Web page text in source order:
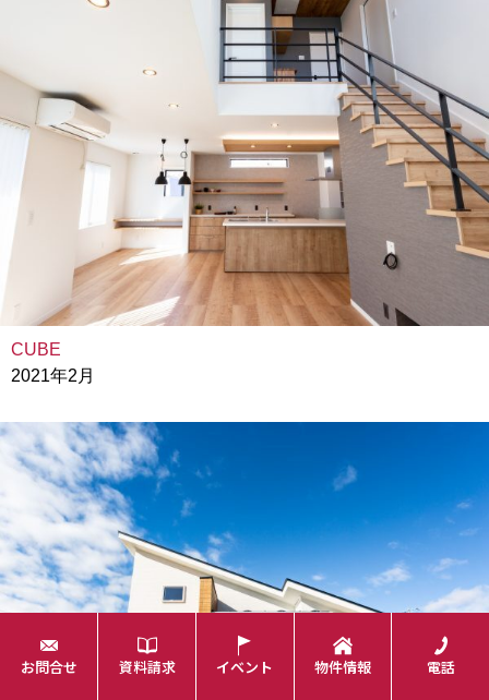
CUBE
2021年2月
お問合せ 資料請求 イベント 物件情報 電話